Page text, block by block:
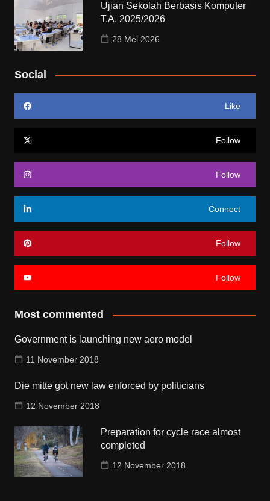
Ujian Sekolah Berbasis Komputer
T.A. 2025/2026
28 Mei 2026
Social
Like
Follow
Follow
Connect
Follow
Follow
Most commented
Government is launching new aero model
11 November 2018
Die mitte got new law enforced by politicians
12 November 2018
Preparation for cycle race almost
completed
12 November 2018